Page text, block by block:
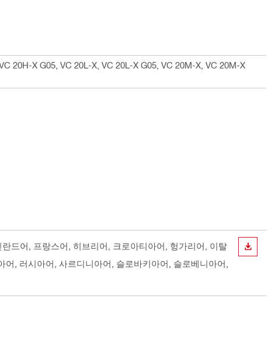
20H-X G05, VC 20L-X, VC 20L-X G05, VC 20M-X, VC 20M-X
드어, 프랑스어, 히브리어, 크로아티아어, 헝가리어, 이탈
, 러시아어, 사르디니아어, 슬로바키아어, 슬로베니아어,
다운로